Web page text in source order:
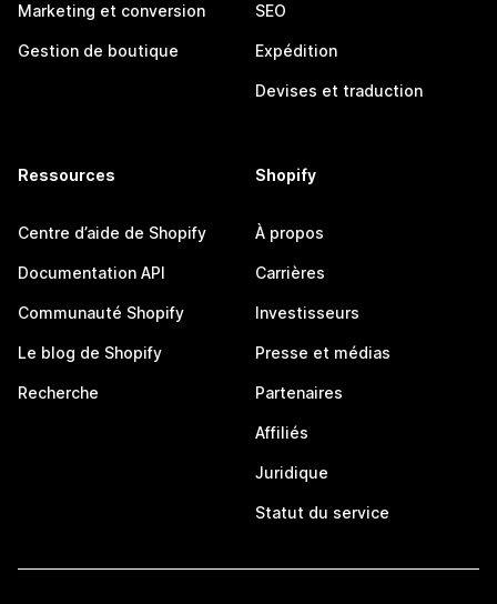
Marketing et conversion
Gestion de boutique
SEO
Expédition
Devises et traduction
Ressources
Centre d’aide de Shopify
Documentation API
Communauté Shopify
Le blog de Shopify
Recherche
Shopify
À propos
Carrières
Investisseurs
Presse et médias
Partenaires
Affiliés
Juridique
Statut du service